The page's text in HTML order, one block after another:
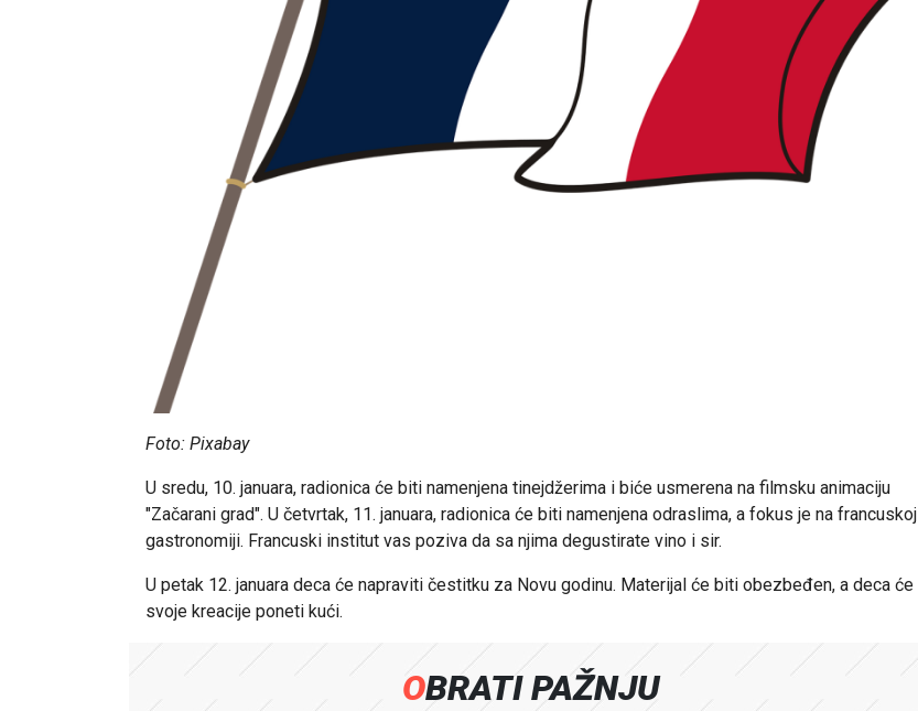
Foto: Pixabay
U sredu, 10. januara, radionica će biti namenjena tinejdžerima i biće usmerena na filmsku animaciju
"Začarani grad". U četvrtak, 11. januara, radionica će biti namenjena odraslima, a fokus je na francuskoj
gastronomiji. Francuski institut vas poziva da sa njima degustirate vino i sir.
U petak 12. januara deca će napraviti čestitku za Novu godinu. Materijal će biti obezbeđen, a deca će
svoje kreacije poneti kući.
OBRATI PAŽNJU